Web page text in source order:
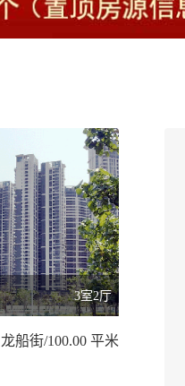
3室2厅
龙船街/100.00 平米